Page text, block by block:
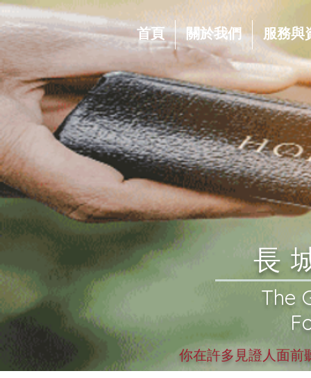
首頁 關於我們 服務與
長
​The
你在許多見證人面前